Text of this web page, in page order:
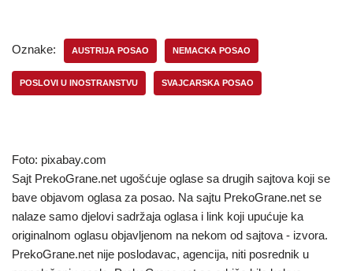
Oznake: AUSTRIJA POSAO NEMACKA POSAO
POSLOVI U INOSTRANSTVU SVAJCARSKA POSAO
Foto: pixabay.com
Sajt PrekoGrane.net ugošćuje oglase sa drugih sajtova koji se
bave objavom oglasa za posao. Na sajtu PrekoGrane.net se
nalaze samo djelovi sadržaja oglasa i link koji upućuje ka
originalnom oglasu objavljenom na nekom od sajtova - izvora.
PrekoGrane.net nije poslodavac, agencija, niti posrednik u